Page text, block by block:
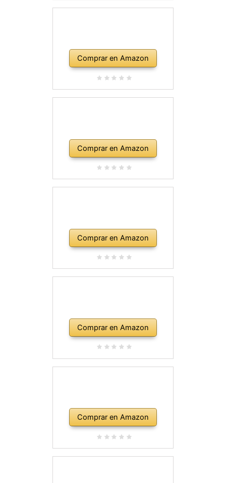
Comprar en Amazon
Comprar en Amazon
Comprar en Amazon
Comprar en Amazon
Comprar en Amazon